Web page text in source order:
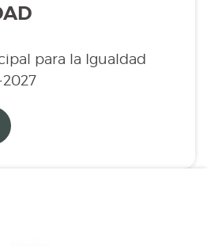
para la Igualdad